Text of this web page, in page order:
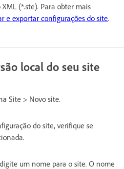
(*.ste). Para obter mais
e exportar configurações do site.
local do seu site
Site > Novo site.
do site, verifique se
um nome para o site. O nome